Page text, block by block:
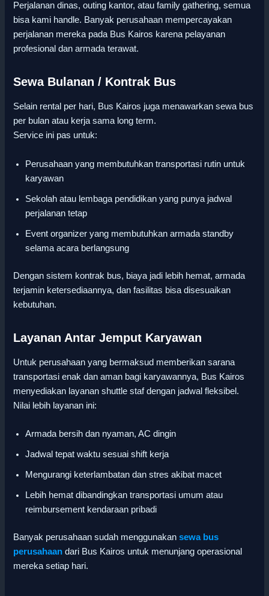
Perjalanan dinas, outing kantor, atau family gathering, semua
bisa kami handle. Banyak perusahaan mempercayakan
perjalanan mereka pada Bus Kairos karena pelayanan
profesional dan armada terawat.
Sewa Bulanan / Kontrak Bus
Selain rental per hari, Bus Kairos juga menawarkan sewa bus
per bulan atau kerja sama long term.
Service ini pas untuk:
Perusahaan yang membutuhkan transportasi rutin untuk
karyawan
Sekolah atau lembaga pendidikan yang punya jadwal
perjalanan tetap
Event organizer yang membutuhkan armada standby
selama acara berlangsung
Dengan sistem kontrak bus, biaya jadi lebih hemat, armada
terjamin ketersediaannya, dan fasilitas bisa disesuaikan
kebutuhan.
Layanan Antar Jemput Karyawan
Untuk perusahaan yang bermaksud memberikan sarana
transportasi enak dan aman bagi karyawannya, Bus Kairos
menyediakan layanan shuttle staf dengan jadwal fleksibel.
Nilai lebih layanan ini:
Armada bersih dan nyaman, AC dingin
Jadwal tepat waktu sesuai shift kerja
Mengurangi keterlambatan dan stres akibat macet
Lebih hemat dibandingkan transportasi umum atau
reimbursement kendaraan pribadi
Banyak perusahaan sudah menggunakan sewa bus
perusahaan dari Bus Kairos untuk menunjang operasional
mereka setiap hari.